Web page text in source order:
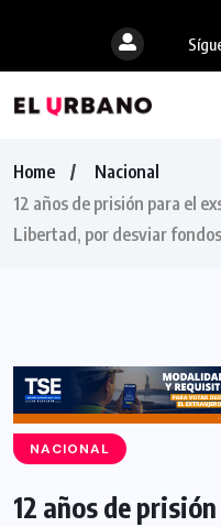
Home
Nacional
12 años de prisión para el
Libertad, por desviar
NACIONAL
12 años de